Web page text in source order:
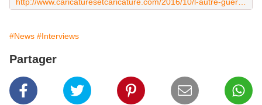
#News #Interviews
Partager